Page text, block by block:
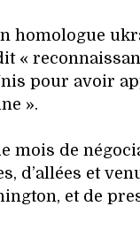
homologue
«
pour avoir
».
mois de
d’allées et
et de